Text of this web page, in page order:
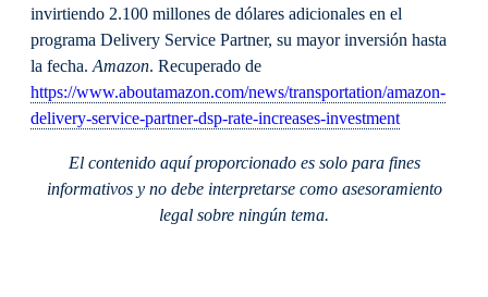
invirtiendo 2.100 millones de dólares adicionales en el
programa Delivery Service Partner, su mayor inversión hasta
la fecha.Amazon. Recuperado de
https://www.aboutamazon.com/news/transportation/amazon-
delivery-service-partner-dsp-rate-increases-investment
El contenido aquí proporcionado es solo para fines
informativos y no debe interpretarse como asesoramiento
legal sobre ningún tema.